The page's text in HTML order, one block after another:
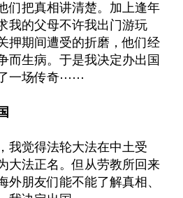
们把真相讲清楚。加上逢年
我的父母不许我出门游玩
押期间遭受的折磨，他们经
而生病。于是我决定办出国
一场传奇⋯⋯
我觉得法轮大法在中土受
大法正名。但从劳教所回来
外朋友们能不能了解真相、